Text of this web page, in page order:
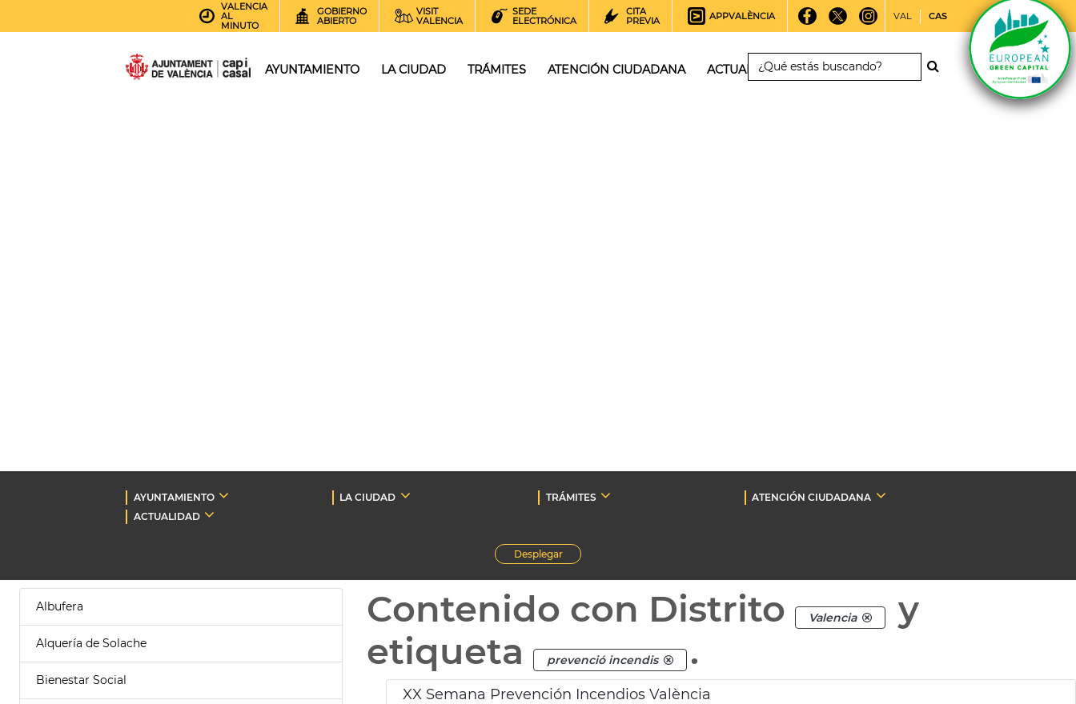
VALENCIA
AL
MINUTO
GOBIERNO
ABIERTO
VISIT
VALENCIA
SEDE
ELECTRÓNICA
CITA
PREVIA
APPVALÈNCIA VAL CAS
AYUNTAMIENTO LA CIUDAD TRÁMITES ATENCIÓN CIUDADANA ACTUALIDAD
AYUNTAMIENTO LA CIUDAD TRÁMITES
ATENCIÓN CIUDADANA
ACTUALIDAD
Desplegar
Albufera
Alquería de Solache
Bienestar Social
Contenido con Distrito Valencia
y
etiqueta
prevenció incendis .
XX Semana Prevención Incendios València